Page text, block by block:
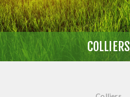
COLLIERS